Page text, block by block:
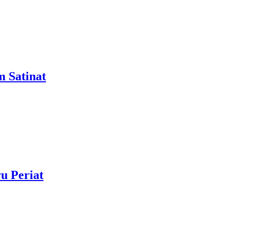
Satinat
Periat